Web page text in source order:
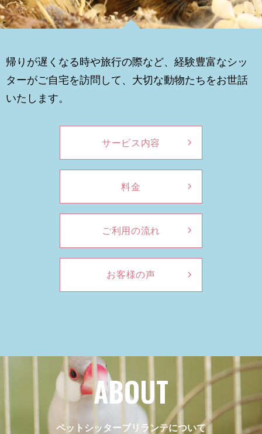
帰りが遅くなる時や旅行の際など、経験豊富なシッ
ターがご自宅を訪問して、大切な動物たちをお世話
いたします。
サービス内容
料金
ご利用の流れ
お客様の声
ABOUT
ペットシッターブリランテについて